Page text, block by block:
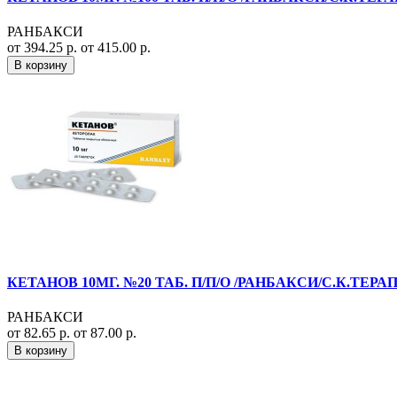
РАНБАКСИ
от 394.25 р. от 415.00 р.
В корзину
КЕТАНОВ 10МГ. №20 ТАБ. П/П/О /РАНБАКСИ/
РАНБАКСИ
от 82.65 р. от 87.00 р.
В корзину